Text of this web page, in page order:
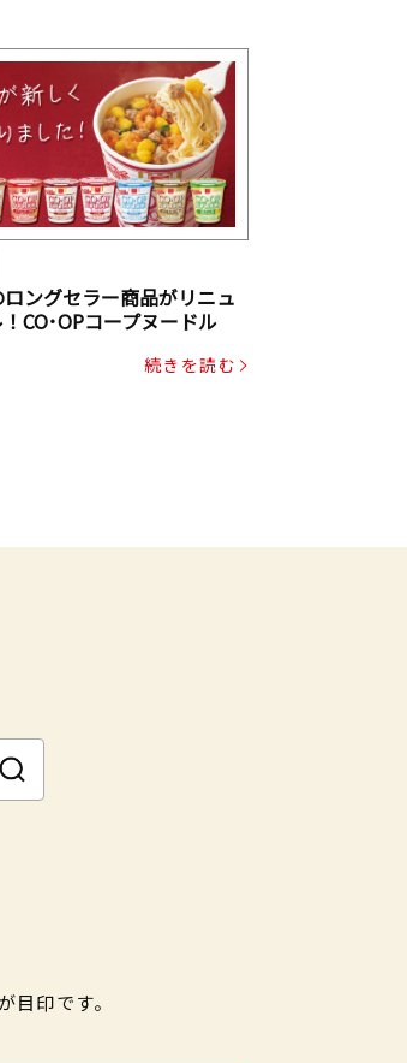
ングセラー商品がリニュ
CO･OPコープヌードル
続きを読む
印です。